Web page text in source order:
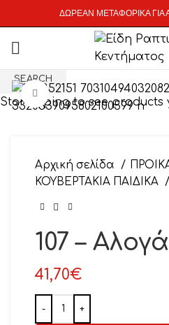
ΔΩΡΕΑΝ ΜΕΤΑΦΟΡΙΚΑ ΓΙΑ
Click to enlarge
Αρχική σελίδα
ΚΟΥΒΕΡΤΑΚΙΑ ΠΑΙΔΙΚΑ
107 –
41,70€
SEARCH
Start typing to see products